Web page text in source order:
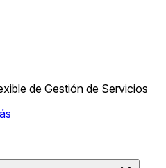
de Gestión de Servicios